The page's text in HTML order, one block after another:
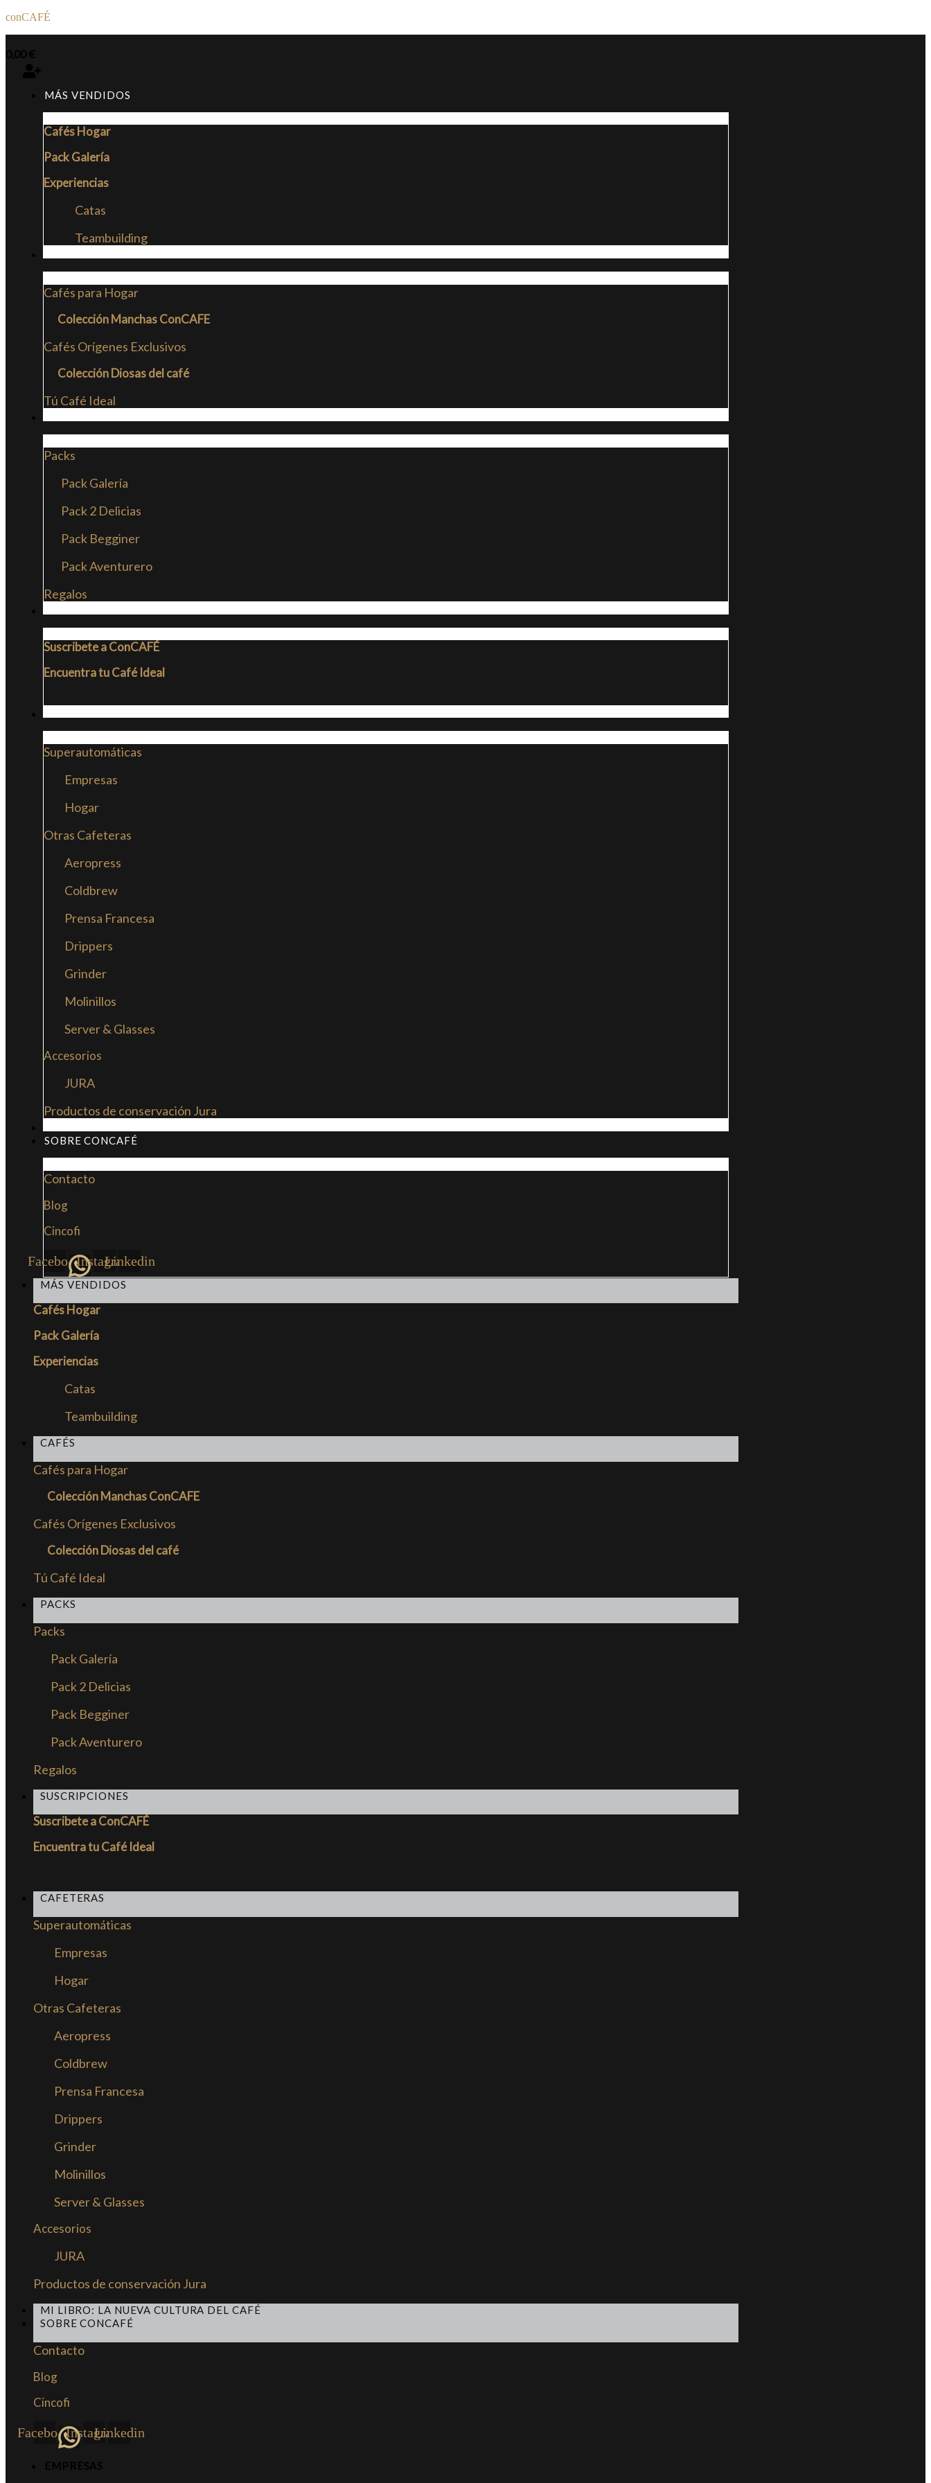
conCAFÉ
MÁS VENDIDOS
Cafés Hogar
Pack Galería
Experiencias
Catas
Teambuilding
Cafés para Hogar
Colección Manchas ConCAFE
Cafés Orígenes Exclusivos
Colección Diosas del café
Tú Café Ideal
Packs
Pack Galería
Pack 2 Delicias
Pack Begginer
Pack Aventurero
Regalos
Suscribete a ConCAFÉ
Encuentra tu Café Ideal
Superautomáticas
Empresas
Hogar
Otras Cafeteras
Aeropress
Coldbrew
Prensa Francesa
Drippers
Grinder
Molinillos
Server & Glasses
Accesorios
JURA
Productos de conservación Jura
SOBRE CONCAFÉ
Contacto
Blog
Cincofi
FacebookInstagram
Linkedin
MÁS VENDIDOS
Cafés Hogar
Pack Galería
Experiencias
Catas
Teambuilding
CAFÉS
Cafés para Hogar
Colección Manchas ConCAFE
Cafés Orígenes Exclusivos
Colección Diosas del café
Tú Café Ideal
PACKS
Packs
Pack Galería
Pack 2 Delicias
Pack Begginer
Pack Aventurero
Regalos
SUSCRIPCIONES
Suscribete a ConCAFÉ
Encuentra tu Café Ideal
CAFETERAS
Superautomáticas
Empresas
Hogar
Otras Cafeteras
Aeropress
Coldbrew
Prensa Francesa
Drippers
Grinder
Molinillos
Server & Glasses
Accesorios
JURA
Productos de conservación Jura
MI LIBRO: LA NUEVA CULTURA DEL CAFÉ
SOBRE CONCAFÉ
Contacto
Blog
Cincofi
FacebookInstagram
Linkedin